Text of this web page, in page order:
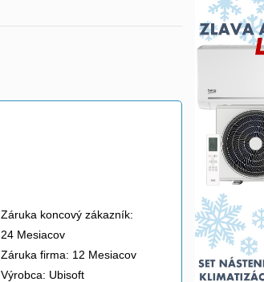
Záruka koncový zákazník:
24 Mesiacov
Záruka firma: 12 Mesiacov
Výrobca: Ubisoft